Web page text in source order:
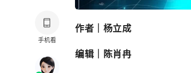
手机看
作者｜杨立成
编辑｜陈肖冉